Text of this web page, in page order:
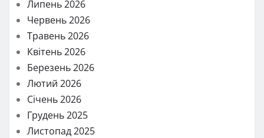
Липень 2026
Червень 2026
Травень 2026
Квітень 2026
Березень 2026
Лютий 2026
Січень 2026
Грудень 2025
Листопад 2025